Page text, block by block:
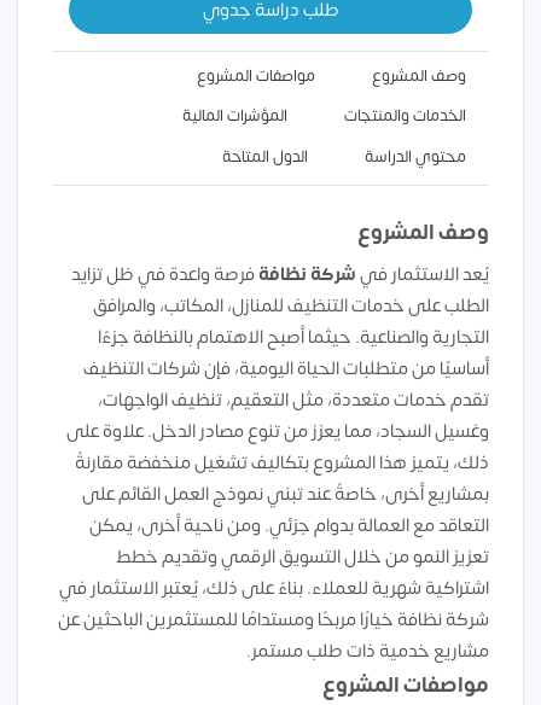
طلب دراسة جدوي
وصف المشروع
مواصفات المشروع
الخدمات والمنتجات
المؤشرات المالية
محتوي الدراسة
الدول المتاحة
وصف المشروع
يُعد الاستثمار فيشركة نظافةفرصة واعدة في ظل تزايد
الطلب على خدمات التنظيف للمنازل، المكاتب، والمرافق
التجارية والصناعية. حيثما أصبح الاهتمام بالنظافة جزءًا
أساسيًا من متطلبات الحياة اليومية، فإن شركات التنظيف
تقدم خدمات متعددة، مثل التعقيم، تنظيف الواجهات،
وغسيل السجاد، مما يعزز من تنوع مصادر الدخل. علاوة على
ذلك، يتميز هذا المشروع بتكاليف تشغيل منخفضة مقارنةً
بمشاريع أخرى، خاصةً عند تبني نموذج العمل القائم على
التعاقد مع العمالة بدوام جزئي. ومن ناحية أخرى، يمكن
تعزيز النمو من خلال التسويق الرقمي وتقديم خطط
اشتراكية شهرية للعملاء. بناءً على ذلك، يُعتبر الاستثمار في
شركة نظافة خيارًا مربحًا ومستدامًا للمستثمرين الباحثين عن
مشاريع خدمية ذات طلب مستمر.
مواصفات المشروع